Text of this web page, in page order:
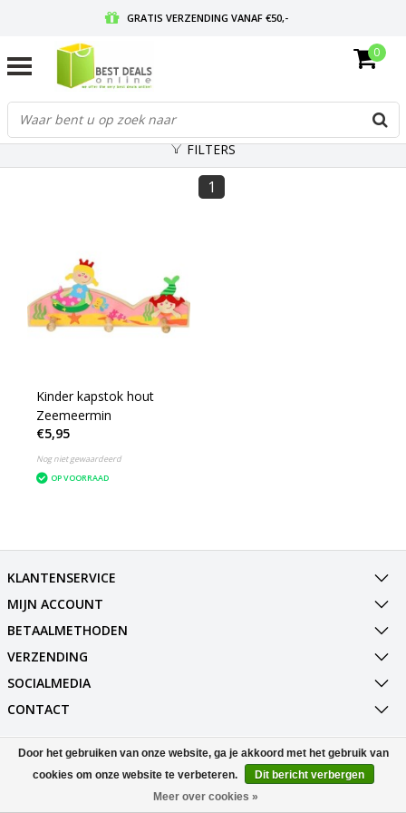
GRATIS VERZENDING VANAF €50,-
GRATIS RETOURNEREN EN 30 DAGEN BEDENKTIJD
0
FILTERS
1
Kinder kapstok hout
Zeemeermin
€5,95
Nog niet gewaardeerd
OP VOORRAAD
KLANTENSERVICE
MIJN ACCOUNT
BETAALMETHODEN
VERZENDING
SOCIALMEDIA
CONTACT
© Copyright 2026 Best Deals Online BV Powered byLightspeed
All rights reserved byInStijl Media
Door het gebruiken van onze website, ga je akkoord met het gebruik van
cookies om onze website te verbeteren.
Dit bericht verbergen
Meer over cookies »